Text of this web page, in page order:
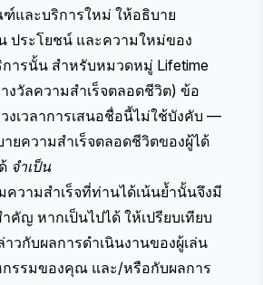
และบริการใหม่ ให้อธิบาย
ประโยชน์ และความใหม่ของ
ารนั้น สำหรับหมวดหมู่ Lifetime
งวัลความสำเร็จตลอดชีวิต) ข้อ
งเวลาการเสนอชื่อนี้ไม่ใช้บังคับ —
ยความสำเร็จตลอดชีวิตของผู้ได้
จำเป็น
ความสำเร็จที่ท่านได้เน้นย้ำนั้นจึงมี
คัญ หากเป็นไปได้ ให้เปรียบเทียบ
าวกับผลการดำเนินงานของผู้เล่น
รรมของคุณ และ/หรือกับผลการ